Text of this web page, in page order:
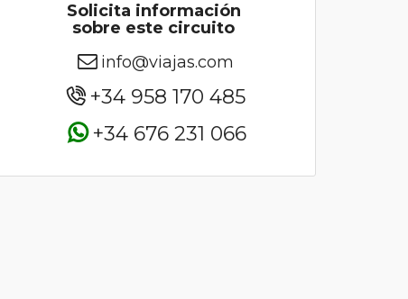
Solicita información
sobre este circuito
info@viajas.com
+34 958 170 485
+34 676 231 066